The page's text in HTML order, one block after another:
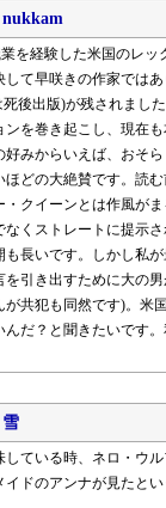
nukkam
経験した米国のレッ
して早咲きの作家では
後出版)が残されまし
を巻き起こし、現在
みからいえば、おそ
ほどの大絶賛です。読
クイーンとは作風が
なくストレートに提示
長いです。しかし私
引き出すために大の
共犯も同然です)。米
だ？と聞きたいです
雪
ている時、ネロ・ウ
ドのアンナが見たと